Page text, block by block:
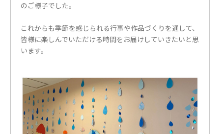
のご様子でした。
これからも季節を感じられる行事や作品づくりを通して、
皆様に楽しんでいただける時間をお届けしていきたいと思
います。